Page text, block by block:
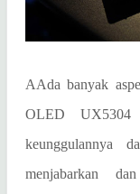
AAda banyak
OLED UX5304
keunggulannya
menjabarkan